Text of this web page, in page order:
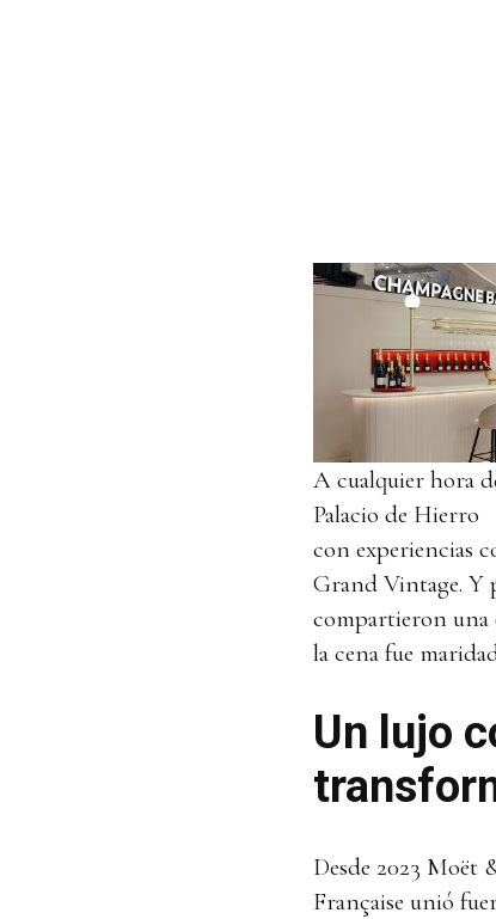
A cualquier hora
Palacio de Hierro
con experiencias
Grand Vintage. Y
compartieron una
la cena fue
Un lujo
Desde 2023 Moët
Française unió